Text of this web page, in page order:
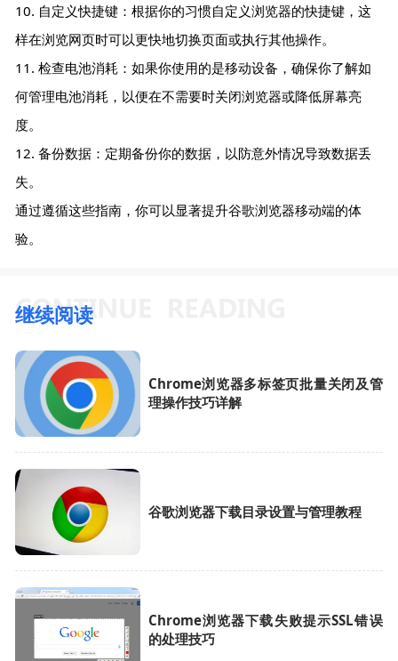
10. 自定义快捷键：根据你的习惯自定义浏览器的快捷键，这
样在浏览网页时可以更快地切换页面或执行其他操作。
11. 检查电池消耗：如果你使用的是移动设备，确保你了解如
何管理电池消耗，以便在不需要时关闭浏览器或降低屏幕亮
度。
12. 备份数据：定期备份你的数据，以防意外情况导致数据丢
失。
通过遵循这些指南，你可以显著提升谷歌浏览器移动端的体
验。
继续阅读
Chrome浏览器多标签页批量关闭及管
理操作技巧详解
谷歌浏览器下载目录设置与管理教程
Chrome浏览器下载失败提示SSL错误
的处理技巧